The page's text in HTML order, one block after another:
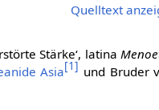
Quelltext
Stärke‘, latina
Asia[1] und Bruder